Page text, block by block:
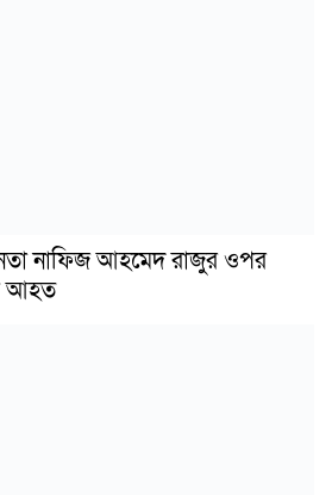
নাফিজ আহমেদ রাজুর ওপর
আহত